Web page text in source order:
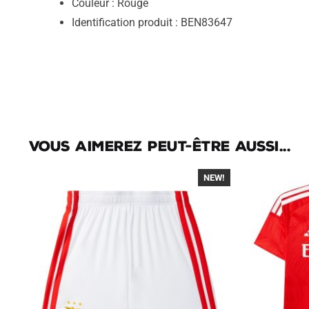
Couleur : Rouge
Identification produit : BEN83647
Vous aimerez peut-être aussi...
NEW!